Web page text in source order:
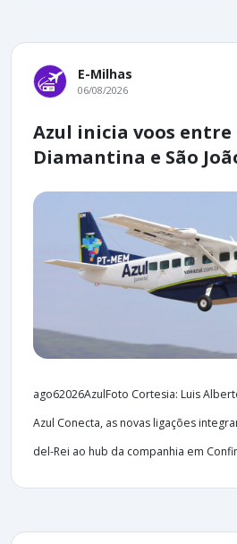
E-Milhas
06/08/2026
Azul inicia voos entre
Diamantina e São
ago62026AzulFoto Cortesia: Luis
Azul Conecta, as novas ligações
del-Rei ao hub da companhia em